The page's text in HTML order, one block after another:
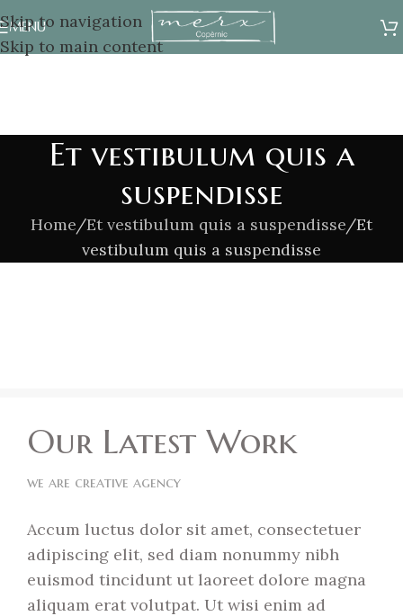
Skip to navigation
Skip to main content
MENU
Et vestibulum quis a
suspendisse
Home Et vestibulum quis a suspendisse Et
vestibulum quis a suspendisse
Our Latest Work
we are creative agency
Accum luctus dolor sit amet, consectetuer
adipiscing elit, sed diam nonummy nibh
euismod tincidunt ut laoreet dolore magna
aliquam erat volutpat. Ut wisi enim ad